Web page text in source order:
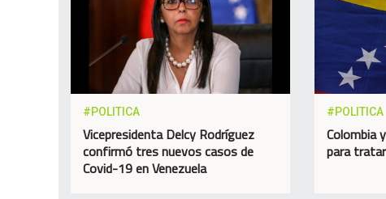
#POLITICA
Vicepresidenta Delcy Rodríguez
confirmó tres nuevos casos de
Covid-19 en Venezuela
#POLITICA
Colombia
para